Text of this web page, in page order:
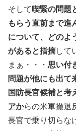
そして 喫緊の問題
もらう直前まで進
について、どのよ
があると指摘して
まぁ・・・ 思い付
問題が他にも出て
国防長官候補と考
アからの米軍撤退
長官で乗り切らな